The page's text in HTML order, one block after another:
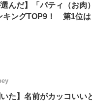
選んだ】「パティ（お
キングTOP9！ 第1位
た】名前がカッコいい